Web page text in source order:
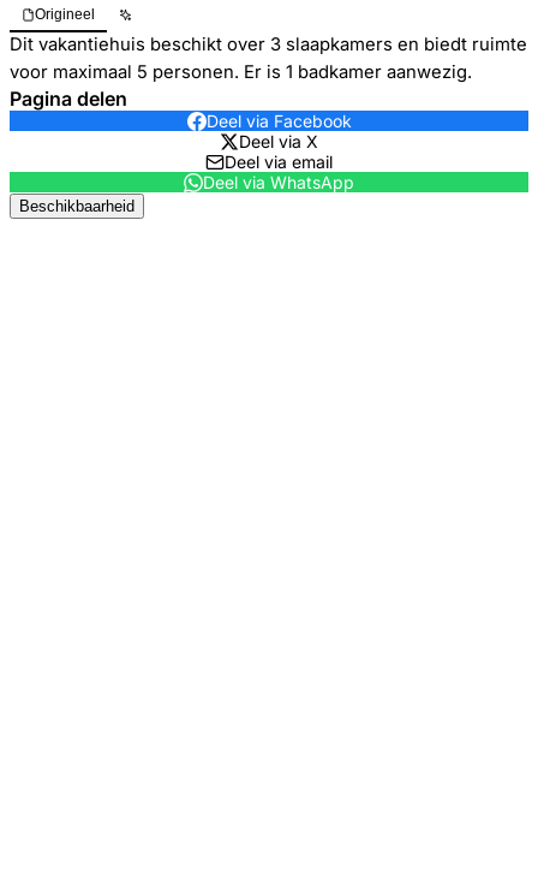
Origineel
Dit vakantiehuis beschikt over 3 slaapkamers en biedt ruimte
voor maximaal 5 personen. Er is 1 badkamer aanwezig.
Pagina delen
Deel via Facebook
Deel via X
Deel via email
Deel via WhatsApp
Beschikbaarheid